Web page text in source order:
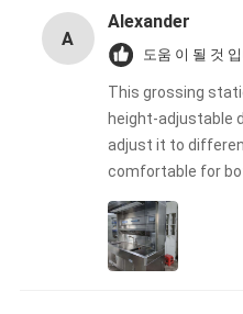
A
Alexander
도움 이 될 것
This grossing
height-adjustable
adjust it to
comfortable for
operations,
The tabletop is
material is easy to
frequent use in our